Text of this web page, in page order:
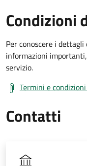
Condizioni
Per conoscere i
informazioni
servizio.
Termini e
Contatti